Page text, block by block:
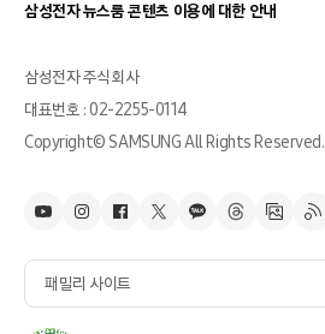
삼성전자 뉴스룸 콘텐츠 이용에 대한 안내
삼성전자 주식회사
대표번호 : 02-2255-0114
Copyright© SAMSUNG All Rights Reserved.
패밀리 사이트